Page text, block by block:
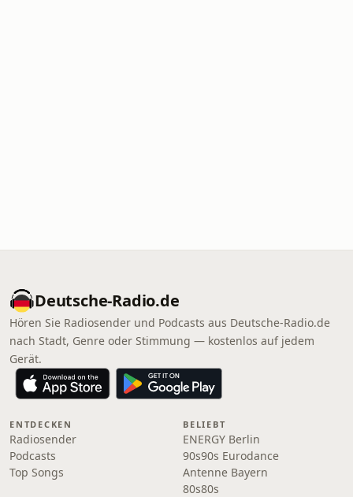
Deutsche-Radio.de
Hören Sie Radiosender und Podcasts aus Deutsche-Radio.de
nach Stadt, Genre oder Stimmung — kostenlos auf jedem
Gerät.
ENTDECKEN
Radiosender
Podcasts
Top Songs
BELIEBT
ENERGY Berlin
90s90s Eurodance
Antenne Bayern
80s80s